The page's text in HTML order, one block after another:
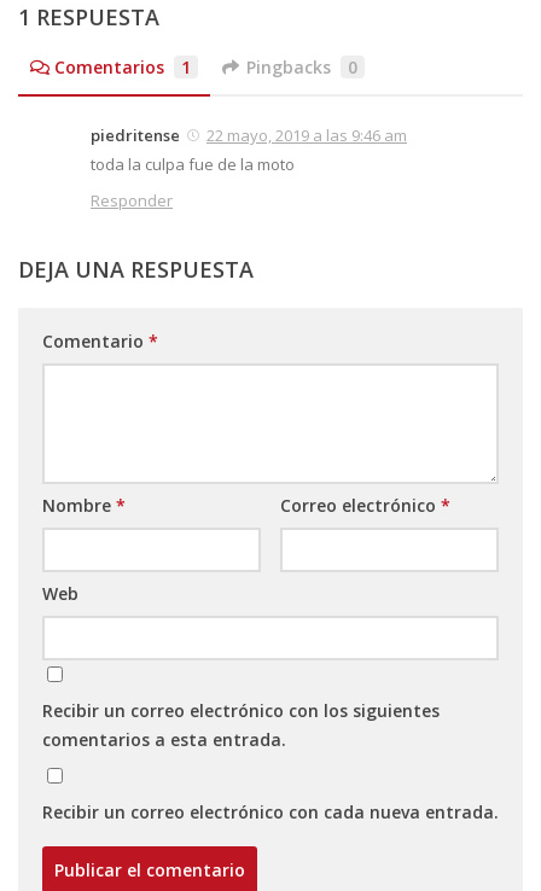
1 RESPUESTA
Comentarios 1 Pingbacks 0
piedritense
22 mayo, 2019 a las 9:46 am
toda la culpa fue de la moto
Responder
DEJA UNA RESPUESTA
Comentario *
Nombre * Correo electrónico *
Web
Recibir un correo electrónico con los siguientes
comentarios a esta entrada.
Recibir un correo electrónico con cada nueva entrada.